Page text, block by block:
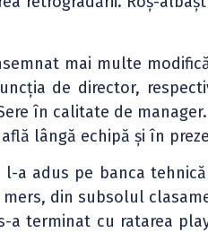
mai multe
de director,
în calitate de
lângă echipă și în
a adus pe banca
din subsolul
a terminat cu ratarea